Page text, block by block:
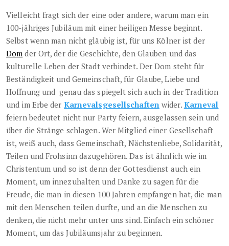
Vielleicht fragt sich der eine oder andere, warum man ein
100-jähriges Jubiläum mit einer heiligen Messe beginnt.
Selbst wenn man nicht gläubig ist, für uns Kölner ist der
Dom der Ort, der die Geschichte, den Glauben und das
kulturelle Leben der Stadt verbindet. Der Dom steht für
Beständigkeit und Gemeinschaft, für Glaube, Liebe und
Hoffnung und genau das spiegelt sich auch in der Tradition
und im Erbe der Karnevalsgesellschaftenwider. Karneval
feiern bedeutet nicht nur Party feiern, ausgelassen sein und
über die Stränge schlagen. Wer Mitglied einer Gesellschaft
ist, weiß auch, dass Gemeinschaft, Nächstenliebe, Solidarität,
Teilen und Frohsinn dazugehören. Das ist ähnlich wie im
Christentum und so ist denn der Gottesdienst auch ein
Moment, um innezuhalten und Danke zu sagen für die
Freude, die man in diesen 100 Jahren empfangen hat, die man
mit den Menschen teilen durfte, und an die Menschen zu
denken, die nicht mehr unter uns sind. Einfach ein schöner
Moment, um das Jubiläumsjahr zu beginnen.